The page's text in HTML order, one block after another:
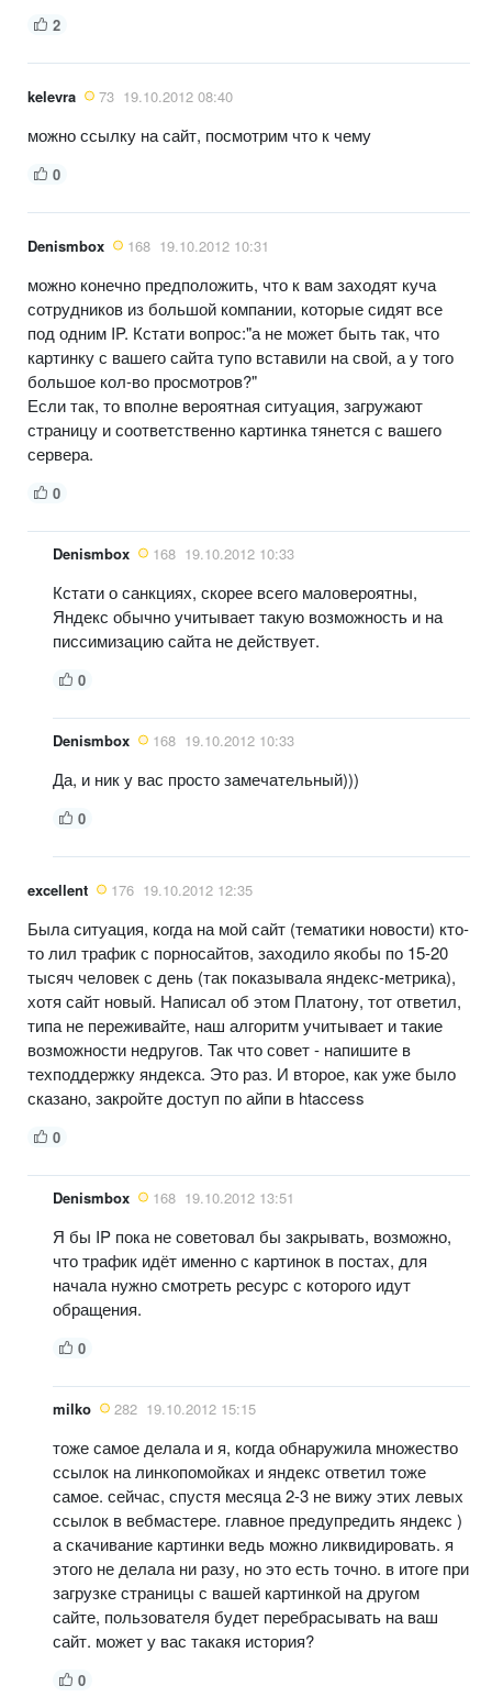
2
kelevra 73 19.10.2012 08:40
можно ссылку на сайт, посмотрим что к чему
0
Denismbox 168 19.10.2012 10:31
можно конечно предположить, что к вам заходят куча
сотрудников из большой компании, которые сидят все
под одним IP. Кстати вопрос:"а не может быть так, что
картинку с вашего сайта тупо вставили на свой, а у того
большое кол-во просмотров?"
Если так, то вполне вероятная ситуация, загружают
страницу и соответственно картинка тянется с вашего
сервера.
0
Denismbox 168 19.10.2012 10:33
Кстати о санкциях, скорее всего маловероятны,
Яндекс обычно учитывает такую возможность и на
писсимизацию сайта не действует.
0
Denismbox 168 19.10.2012 10:33
Да, и ник у вас просто замечательный)))
0
excellent 176 19.10.2012 12:35
Была ситуация, когда на мой сайт (тематики новости) кто-
то лил трафик с порносайтов, заходило якобы по 15-20
тысяч человек с день (так показывала яндекс-метрика),
хотя сайт новый. Написал об этом Платону, тот ответил,
типа не переживайте, наш алгоритм учитывает и такие
возможности недругов. Так что совет - напишите в
техподдержку яндекса. Это раз. И второе, как уже было
сказано, закройте доступ по айпи в htaccess
0
Denismbox 168 19.10.2012 13:51
Я бы IP пока не советовал бы закрывать, возможно,
что трафик идёт именно с картинок в постах, для
начала нужно смотреть ресурс с которого идут
обращения.
0
milko 282 19.10.2012 15:15
тоже самое делала и я, когда обнаружила множество
ссылок на линкопомойках и яндекс ответил тоже
самое. сейчас, спустя месяца 2-3 не вижу этих левых
ссылок в вебмастере. главное предупредить яндекс )
а скачивание картинки ведь можно ликвидировать. я
этого не делала ни разу, но это есть точно. в итоге при
загрузке страницы с вашей картинкой на другом
сайте, пользователя будет перебрасывать на ваш
сайт. может у вас такакя история?
0